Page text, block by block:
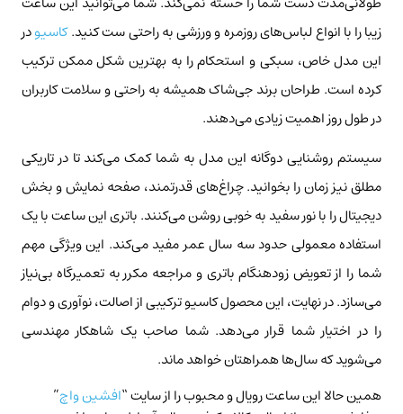
زیبا را با انواع لباس‌های روزمره و ورزشی به راحتی ست کنید.کاسیودر
این مدل خاص، سبکی و استحکام را به بهترین شکل ممکن ترکیب
کرده است. طراحان برند جی‌شاک همیشه به راحتی و سلامت کاربران
در طول روز اهمیت زیادی می‌دهند.
سیستم روشنایی دوگانه این مدل به شما کمک می‌کند تا در تاریکی
مطلق نیز زمان را بخوانید. چراغ‌های قدرتمند، صفحه نمایش و بخش
دیجیتال را با نور سفید به خوبی روشن می‌کنند. باتری این ساعت با یک
استفاده معمولی حدود سه سال عمر مفید می‌کند. این ویژگی مهم
شما را از تعویض زودهنگام باتری و مراجعه مکرر به تعمیرگاه بی‌نیاز
می‌سازد. در نهایت، این محصول کاسیو ترکیبی از اصالت، نوآوری و دوام
را در اختیار شما قرار می‌دهد. شما صاحب یک شاهکار مهندسی
می‌شوید که سال‌ها همراهتان خواهد ماند.
همین حالا این ساعت رویال و محبوب را از سایت “افشین واچ”